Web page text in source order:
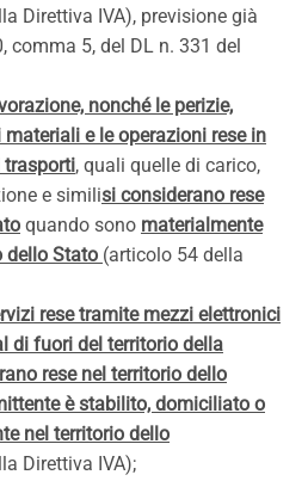
Direttiva IVA), previsione già
comma 5, del DL n. 331 del
nonché le perizie,
e le operazioni rese in
trasporti, quali quelle di carico,
e similisi considerano rese
quando sono materialmente
dello Stato (articolo 54 della
rese tramite mezzi elettronici
di fuori del territorio della
rese nel territorio dello
è stabilito, domiciliato o
nel territorio dello
Direttiva IVA);